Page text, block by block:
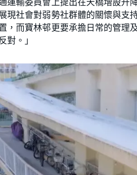
現社會對弱勢社群體的關懷與
，而寶林邨更要承擔日常的管
對。」